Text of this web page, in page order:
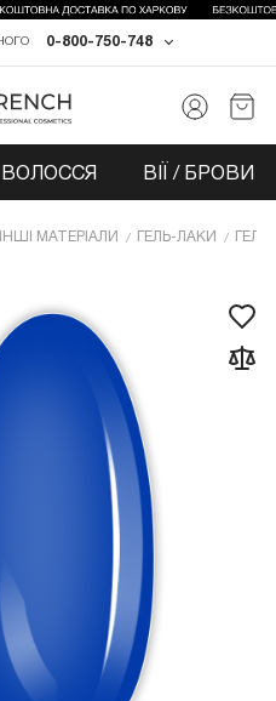
0-800-750-748
ВОЛОССЯ ВІЇ / БРОВИ
МАТЕРІАЛИ ГЕЛЬ-ЛАКИ